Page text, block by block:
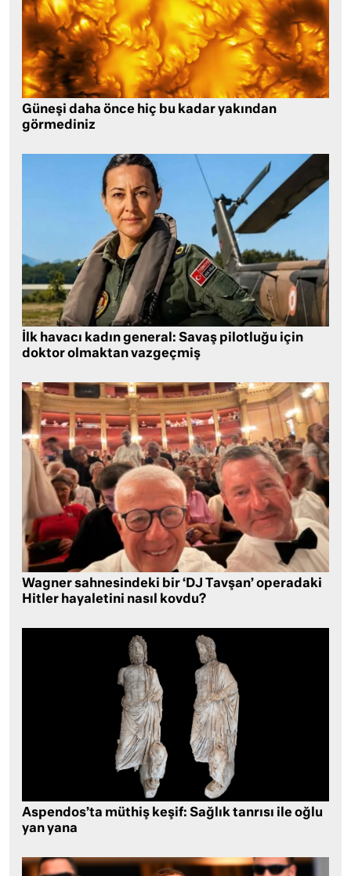
Güneşi daha önce hiç bu kadar yakından
görmediniz
İlk havacı kadın general: Savaş pilotluğu için
doktor olmaktan vazgeçmiş
Wagner sahnesindeki bir ‘DJ Tavşan’ operadaki
Hitler hayaletini nasıl kovdu?
Aspendos’ta müthiş keşif: Sağlık tanrısı ile oğlu
yan yana